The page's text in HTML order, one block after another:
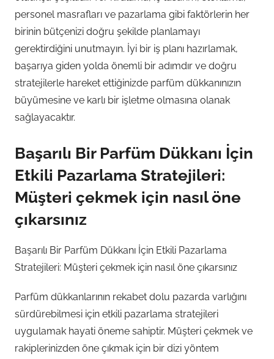
personel masrafları ve pazarlama gibi faktörlerin her
birinin bütçenizi doğru şekilde planlamayı
gerektirdiğini unutmayın. İyi bir iş planı hazırlamak,
başarıya giden yolda önemli bir adımdır ve doğru
stratejilerle hareket ettiğinizde parfüm dükkanınızın
büyümesine ve karlı bir işletme olmasına olanak
sağlayacaktır.
Başarılı Bir Parfüm Dükkanı İçin
Etkili Pazarlama Stratejileri:
Müşteri çekmek için nasıl öne
çıkarsınız
Başarılı Bir Parfüm Dükkanı İçin Etkili Pazarlama
Stratejileri: Müşteri çekmek için nasıl öne çıkarsınız
Parfüm dükkanlarının rekabet dolu pazarda varlığını
sürdürebilmesi için etkili pazarlama stratejileri
uygulamak hayati öneme sahiptir. Müşteri çekmek ve
rakiplerinizden öne çıkmak için bir dizi yöntem